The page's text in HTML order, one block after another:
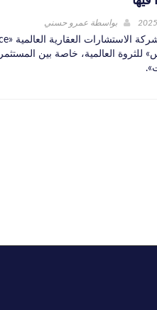
بواسطة عمرو حسني
للثروة العالمية، خاصة بين